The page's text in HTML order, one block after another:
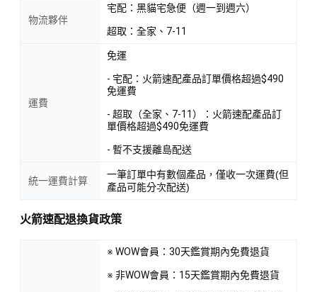
物流夥伴
宅配：黑貓宅急便（週一到週六）
超取：全家、7-11
運費
免運
- 宅配：火箭速配產品訂單價格超過$490
免運費
- 超取（全家、7-11）：火箭速配產品訂
單價格超過$490免運費
- 暫不支援離島配送
統一運費計算
一筆訂單中有數個產品，僅收一次運費(但
產品可能分次配送)
火箭速配退換貨政策
※ WOW會員：30天鑑賞期內免費退貨
※ 非WOW會員：15天鑑賞期內免費退貨